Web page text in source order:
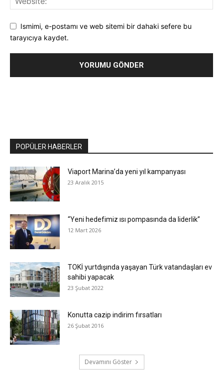
Ismimi, e-postamı ve web sitemi bir dahaki sefere bu
tarayıcıya kaydet.
POPÜLER HABERLER
Viaport Marina’da yeni yıl kampanyası
23 Aralık 2015
“Yeni hedefimiz ısı pompasında da liderlik”
12 Mart 2026
TOKİ yurtdışında yaşayan Türk vatandaşları ev
sahibi yapacak
23 Şubat 2022
Konutta cazip indirim fırsatları
26 Şubat 2016
Devamını Göster